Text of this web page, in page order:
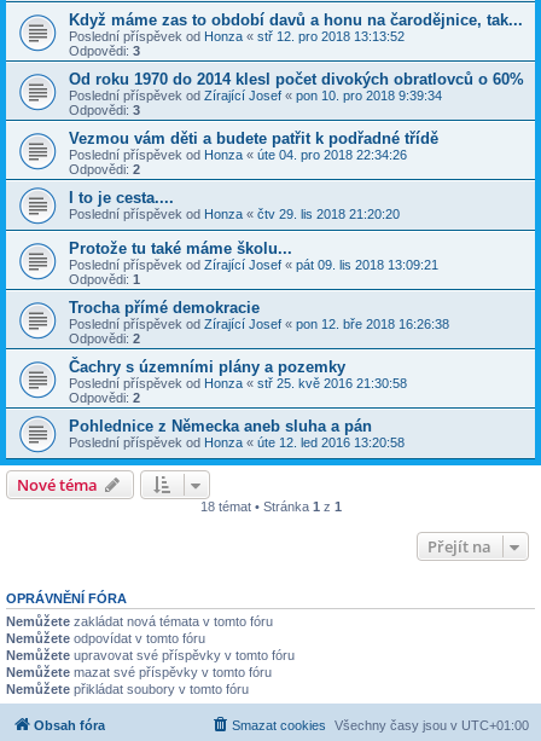
Když máme zas to období davů a honu na čarodějnice, tak...
Poslední příspěvek od Honza « stř 12. pro 2018 13:13:52
Odpovědi: 3
Od roku 1970 do 2014 klesl počet divokých obratlovců o 60%
Poslední příspěvek od Zírající Josef « pon 10. pro 2018 9:39:34
Odpovědi: 3
Vezmou vám děti a budete patřit k podřadné třídě
Poslední příspěvek od Honza « úte 04. pro 2018 22:34:26
Odpovědi: 2
I to je cesta....
Poslední příspěvek od Honza « čtv 29. lis 2018 21:20:20
Protože tu také máme školu...
Poslední příspěvek od Zírající Josef « pát 09. lis 2018 13:09:21
Odpovědi: 1
Trocha přímé demokracie
Poslední příspěvek od Zírající Josef « pon 12. bře 2018 16:26:38
Odpovědi: 2
Čachry s územními plány a pozemky
Poslední příspěvek od Honza « stř 25. kvě 2016 21:30:58
Odpovědi: 2
Pohlednice z Německa aneb sluha a pán
Poslední příspěvek od Honza « úte 12. led 2016 13:20:58
Nové téma
18 témat • Stránka 1 z 1
Přejít na
OPRÁVNĚNÍ FÓRA
Nemůžete zakládat nová témata v tomto fóru
Nemůžete odpovídat v tomto fóru
Nemůžete upravovat své příspěvky v tomto fóru
Nemůžete mazat své příspěvky v tomto fóru
Nemůžete přikládat soubory v tomto fóru
Obsah fóra Všechny časy jsou v UTC+01:00
Smazat cookies